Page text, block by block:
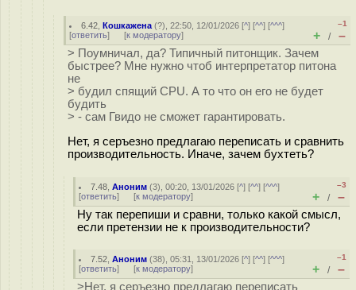
6.42 ,Кошкажена (?), 22:50, 12/01/2026 [^] [^^] [^^^]
[ответить] [к модератору]
–1
+ / –
> Поумничал, да? Типичный питонщик. Зачем
быстрее? Мне нужно чтоб интерпретатор питона
не
> будил спящий CPU. А то что он его не будет
будить
> - сам Гвидо не сможет гарантировать.
Нет, я серъезно предлагаю переписать и сравнить
производительность. Иначе, зачем бухтеть?
7.48 ,Аноним (3), 00:20, 13/01/2026 [^] [^^] [^^^]
[ответить] [к модератору]
–3
+ / –
Ну так перепиши и сравни, только какой смысл,
если претензии не к производительности?
7.52 ,Аноним (38), 05:31, 13/01/2026 [^] [^^] [^^^]
[ответить] [к модератору]
–1
+ / –
>Нет, я серъезно предлагаю переписать